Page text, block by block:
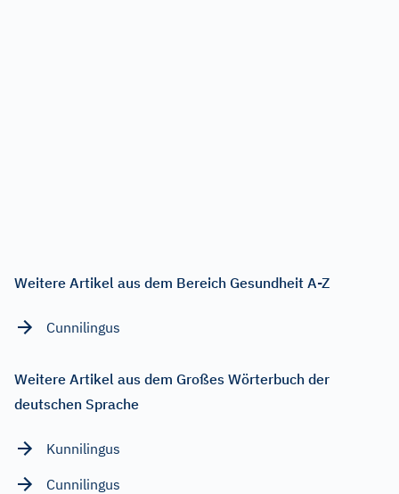
Weitere Artikel aus dem Bereich Gesundheit A-Z
Cunnilingus
Weitere Artikel aus dem Großes Wörterbuch der
deutschen Sprache
Kunnilingus
Cunnilingus